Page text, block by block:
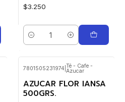
$3.250
Cantidad
7801505231974 Té - Cafe -
Azucar
AZUCAR FLOR IANSA
500GRS.